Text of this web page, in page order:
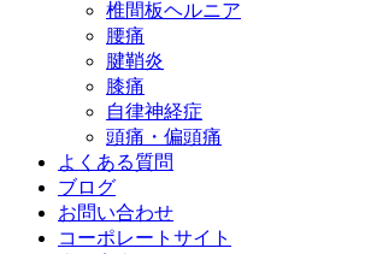
椎間板ヘルニア
腰痛
腱鞘炎
膝痛
自律神経症
頭痛・偏頭痛
よくある質問
ブログ
お問い合わせ
コーポレートサイト